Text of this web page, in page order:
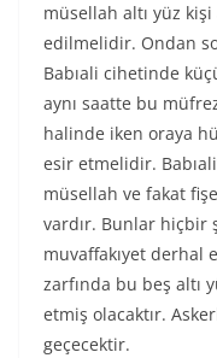
müsellah altı yüz
edilmelidir. Ondan
Babıali cihetinde
aynı saatte bu
halinde iken oraya
esir etmelidir.
müsellah ve fakat
vardır. Bunlar hiçbir
muvaffakıyet derhal
zarfında bu beş altı
etmiş olacaktır.
geçecektir.